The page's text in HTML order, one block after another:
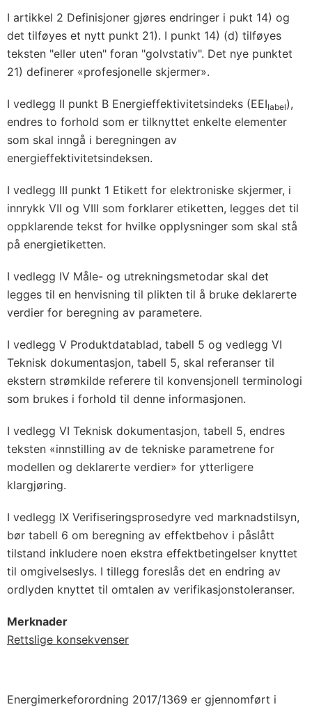
I artikkel 2 Definisjoner gjøres endringer i pukt 14) og
det tilføyes et nytt punkt 21). I punkt 14) (d) tilføyes
teksten "eller uten" foran "golvstativ". Det nye punktet
21) definerer «profesjonelle skjermer».
I vedlegg II punkt B Energieffektivitetsindeks (EEIlabel),
endres to forhold som er tilknyttet enkelte elementer
som skal inngå i beregningen av
energieffektivitetsindeksen.
I vedlegg III punkt 1 Etikett for elektroniske skjermer, i
innrykk VII og VIII som forklarer etiketten, legges det til
oppklarende tekst for hvilke opplysninger som skal stå
på energietiketten.
I vedlegg IV Måle- og utrekningsmetodar skal det
legges til en henvisning til plikten til å bruke deklarerte
verdier for beregning av parametere.
I vedlegg V Produktdatablad, tabell 5 og vedlegg VI
Teknisk dokumentasjon, tabell 5, skal referanser til
ekstern strømkilde referere til konvensjonell terminologi
som brukes i forhold til denne informasjonen.
I vedlegg VI Teknisk dokumentasjon, tabell 5, endres
teksten «innstilling av de tekniske parametrene for
modellen og deklarerte verdier» for ytterligere
klargjøring.
I vedlegg IX Verifiseringsprosedyre ved marknadstilsyn,
bør tabell 6 om beregning av effektbehov i påslått
tilstand inkludere noen ekstra effektbetingelser knyttet
til omgivelseslys. I tillegg foreslås det en endring av
ordlyden knyttet til omtalen av verifikasjonstoleranser.
Merknader
Rettslige konsekvenser
Energimerkeforordning 2017/1369 er gjennomført i